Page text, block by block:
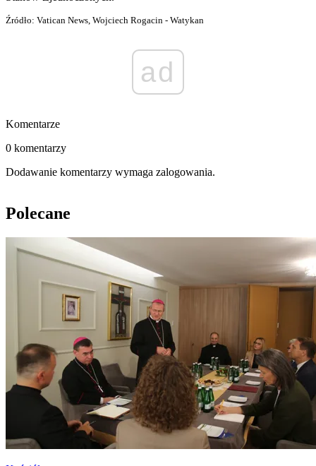
Źródło: Vatican News, Wojciech Rogacin - Watykan
ad
Komentarze
0 komentarzy
Dodawanie komentarzy wymaga zalogowania.
Polecane